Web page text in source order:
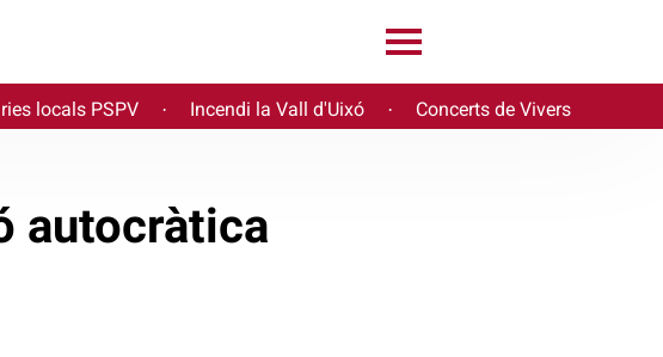
locals PSPV · Incendi la Vall d'Uixó · Concerts de Vivers
autocràtica